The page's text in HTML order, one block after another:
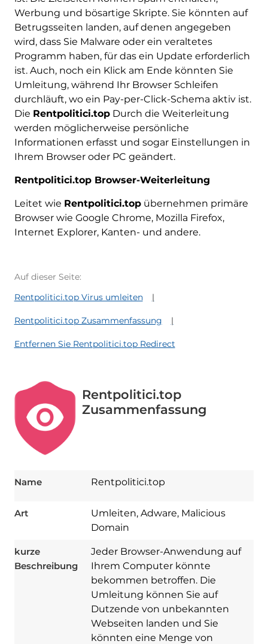
Werbung und bösartige Skripte. Sie könnten auf
Betrugsseiten landen, auf denen angegeben
wird, dass Sie Malware oder ein veraltetes
Programm haben, für das ein Update erforderlich
ist. Auch, noch ein Klick am Ende könnten Sie
Umleitung, während Ihr Browser Schleifen
durchläuft, wo ein Pay-per-Click-Schema aktiv ist.
Die Rentpolitici.topDurch die Weiterleitung
werden möglicherweise persönliche
Informationen erfasst und sogar Einstellungen in
Ihrem Browser oder PC geändert.
Rentpolitici.top Browser-Weiterleitung
Leitet wie Rentpolitici.topübernehmen primäre
Browser wie Google Chrome, Mozilla Firefox,
Internet Explorer, Kanten- und andere.
Auf dieser Seite:
Rentpolitici.top Virus umleiten
Rentpolitici.top Zusammenfassung
Entfernen Sie Rentpolitici.top Redirect
Rentpolitici.top
Zusammenfassung
Name Rentpolitici.top
Art
Umleiten, Adware, Malicious
Domain
kurze
Beschreibung
Jeder Browser-Anwendung auf
Ihrem Computer könnte
bekommen betroffen. Die
Umleitung können Sie auf
Dutzende von unbekannten
Webseiten landen und Sie
könnten eine Menge von